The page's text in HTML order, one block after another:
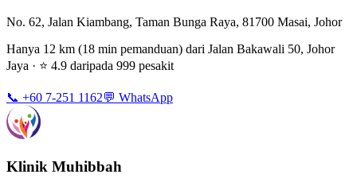
No. 62, Jalan Kiambang, Taman Bunga Raya, 81700 Masai, Johor
Hanya 12 km (18 min pemanduan) dari Jalan Bakawali 50, Johor
Jaya · ⭐ 4.9 daripada 999 pesakit
📞 +60 7-251 1162💬 WhatsApp
Klinik Muhibbah